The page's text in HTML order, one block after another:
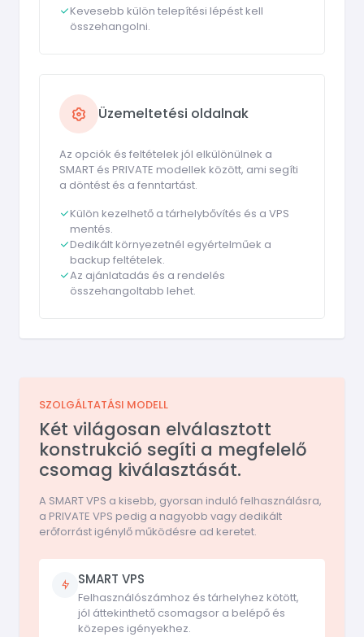
Kevesebb külön telepítési lépést kell
összehangolni.
Üzemeltetési oldalnak
Az opciók és feltételek jól elkülönülnek a
SMART és PRIVATE modellek között, ami segíti
a döntést és a fenntartást.
Külön kezelhető a tárhelybővítés és a VPS
mentés.
Dedikált környezetnél egyértelműek a
backup feltételek.
Az ajánlatadás és a rendelés
összehangoltabb lehet.
SZOLGÁLTATÁSI MODELL
Két világosan elválasztott
konstrukció segíti a megfelelő
csomag kiválasztását.
A SMART VPS a kisebb, gyorsan induló felhasználásra,
a PRIVATE VPS pedig a nagyobb vagy dedikált
erőforrást igénylő működésre ad keretet.
SMART VPS
Felhasználószámhoz és tárhelyhez kötött,
jól áttekinthető csomagsor a belépő és
közepes igényekhez.